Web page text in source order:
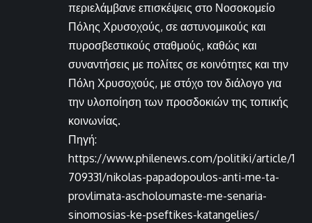
περιελάμβανε επισκέψεις στο Νοσοκομείο
Πόλης Χρυσοχούς, σε αστυνομικούς και
πυροσβεστικούς σταθμούς, καθώς και
συναντήσεις με πολίτες σε κοινότητες και την
Πόλη Χρυσοχούς, με στόχο τον διάλογο για
την υλοποίηση των προσδοκιών της τοπικής
κοινωνίας.
Πηγή:
https://www.philenews.com/politiki/article/1
709331/nikolas-papadopoulos-anti-me-ta-
provlimata-ascholoumaste-me-senaria-
sinomosias-ke-pseftikes-katangelies/